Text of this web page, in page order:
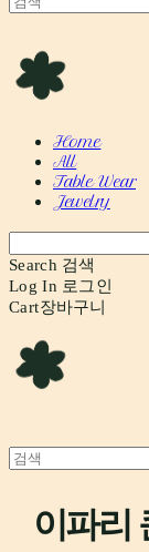
Home
All
Table Wear
Jewelry
Search 검색
Log In 로그인
Cart장바구니
이파리